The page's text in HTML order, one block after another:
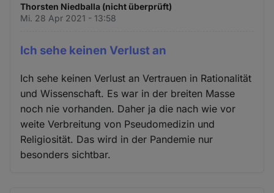
Thorsten Niedballa (nicht überprüft)
Mi. 28 Apr 2021 - 13:58
Ich sehe keinen Verlust an
Ich sehe keinen Verlust an Vertrauen in Rationalität
und Wissenschaft. Es war in der breiten Masse
noch nie vorhanden. Daher ja die nach wie vor
weite Verbreitung von Pseudomedizin und
Religiosität. Das wird in der Pandemie nur
besonders sichtbar.